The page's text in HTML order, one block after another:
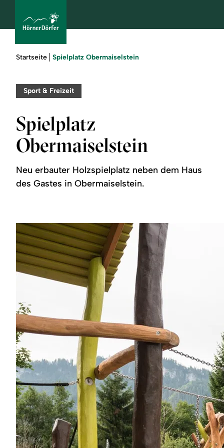
Urlaub
buchen
Sommer
Region
Service
Sie
Startseite Spielplatz Obermaiselstein
Sport & Freizeit
Spielplatz
Obermaiselstein
Neu erbauter Holzspielplatz neben dem Haus
des Gastes in Obermaiselstein.